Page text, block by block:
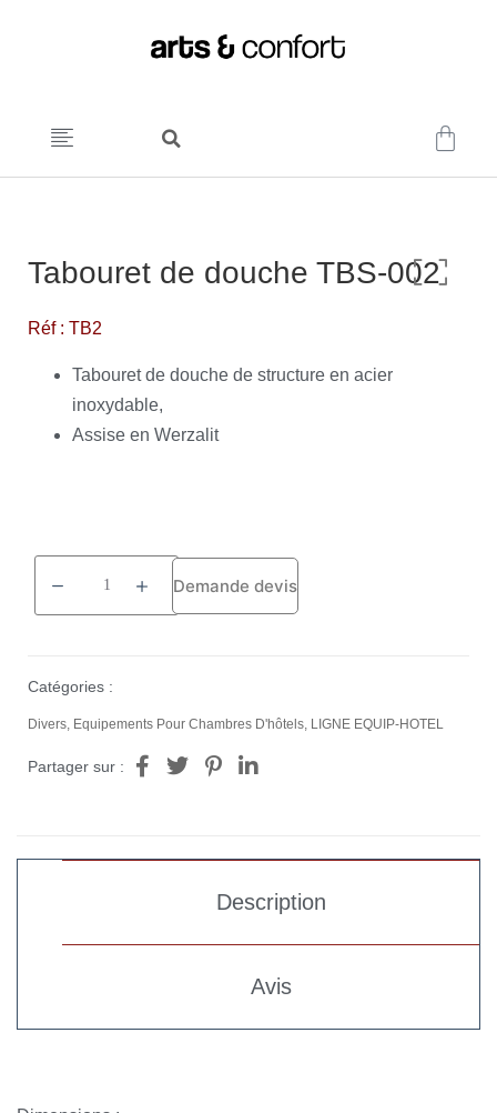
Tabouret de douche TBS-002
Réf : TB2
Tabouret de douche de structure en acier
inoxydable,
Assise en Werzalit
Demande devis
Catégories :
Divers Equipements Pour Chambres D'hôtels LIGNE EQUIP-HOTEL
Partager sur :
Description
Avis